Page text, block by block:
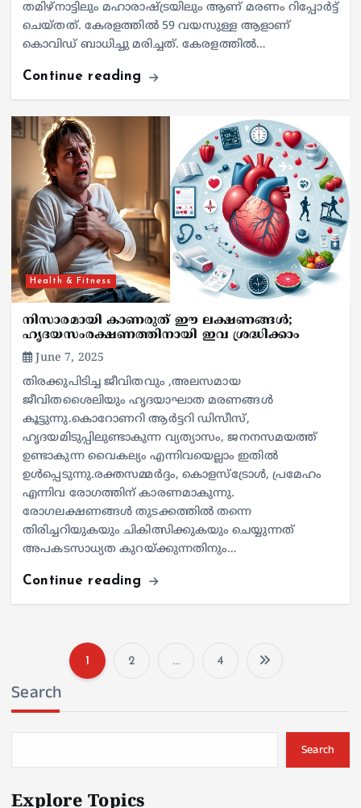
തമിഴ്നാട്ടിലും മഹാരാഷ്ട്രയിലും ആണ് മരണം റിപ്പോർട്ട്‌
ചെയ്‌തത്. കേരളത്തിൽ 59 വയസുള്ള ആളാണ്
കൊവിഡ് ബാധിച്ചു മരിച്ചത്. കേരളത്തിൽ…
Continue reading
Health & Fitness
നിസാരമായി കാണരുത് ഈ ലക്ഷണങ്ങള്‍;
ഹൃദയസംരക്ഷണത്തിനായി ഇവ ശ്രദ്ധിക്കാം
June 7, 2025
തിരക്കുപിടിച്ച ജീവിതവും ,അലസമായ
ജീവിതശൈലിയും ഹൃദയാഘാത മരണങ്ങൾ
കൂട്ടുന്നു.കൊറോണറി ആര്‍ട്ടറി ഡിസീസ്,
ഹൃദയമിടുപ്പിലുണ്ടാകുന്ന വ്യത്യാസം, ജനനസമയത്ത്
ഉണ്ടാകുന്ന വൈകല്യം എന്നിവയെല്ലാം ഇതില്‍
ഉള്‍പ്പെടുന്നു.രക്തസമ്മര്‍ദ്ദം, കൊളസ്ട്രോള്‍, പ്രമേഹം
എന്നിവ രോഗത്തിന് കാരണമാകുന്നു.
രോഗലക്ഷണങ്ങള്‍ തുടക്കത്തില്‍ തന്നെ
തിരിച്ചറിയുകയും ചികിത്സിക്കുകയും ചെയ്യുന്നത്
അപകടസാധ്യത കുറയ്ക്കുന്നതിനും…
Continue reading
s
1 2 … 4
Search
Search
Explore Topics